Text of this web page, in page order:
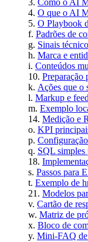
O que o AI
O Playbook
Padrões de
Sinais
Marca e
Conteúdos
Preparação
Ações que o
Markup e
Exemplo
Medição e
KPI
SQL simples
Passos para
Exemplo de
Modelos
Cartão de
Matriz de
Bloco de
Mini‑FAQ de